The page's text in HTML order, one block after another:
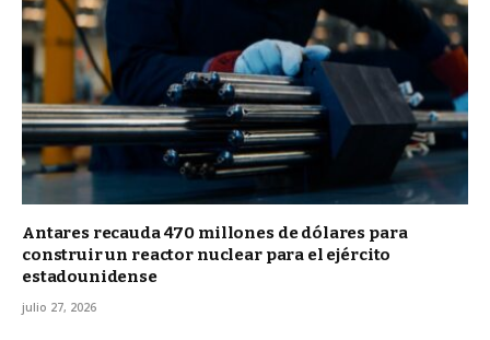
Antares recauda 470 millones de dólares para
construir un reactor nuclear para el ejército
estadounidense
julio 27, 2026